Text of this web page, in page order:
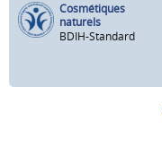
Cosmétiques
naturels
BDIH-Standard